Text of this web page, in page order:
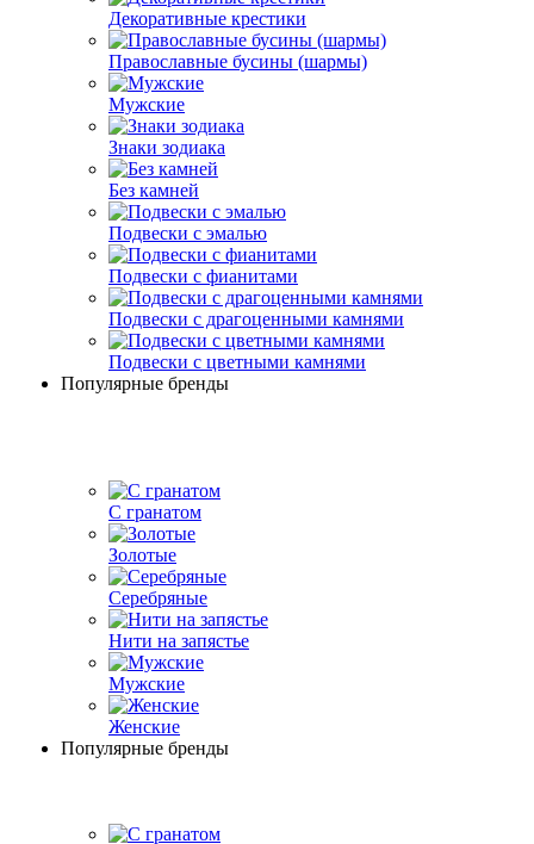
Декоративные крестики
Православные бусины (шармы)
Мужские
Знаки зодиака
Без камней
Подвески с эмалью
Подвески с фианитами
Подвески с драгоценными камнями
Подвески с цветными камнями
Популярные бренды
С гранатом
Золотые
Серебряные
Нити на запястье
Мужские
Женские
Популярные бренды